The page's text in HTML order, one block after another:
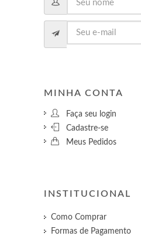
MINHA CONTA
Faça seu login
Cadastre-se
Meus Pedidos
INSTITUCIONAL
Como Comprar
Formas de Pagamento